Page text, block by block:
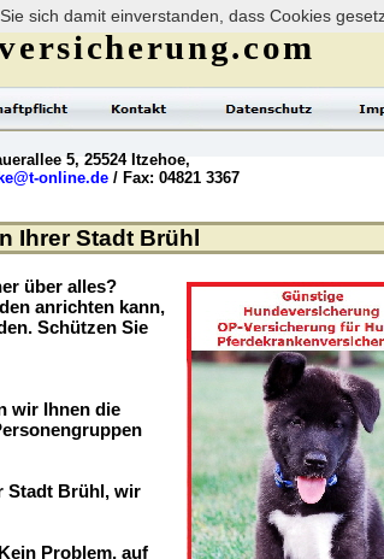
sich damit einverstanden, dass Cookies
Ihrer Stadt Brühl
über alles?
anrichten kann,
Schützen Sie
wir Ihnen die
Stadt Brühl, wir
Problem, auf
5, 25524 Itzehoe,
online.de / Fax: 04821 3367